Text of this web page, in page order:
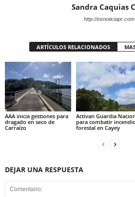
Sandra Caquias
http://esnoticiapr.com
ARTÍCULOS RELACIONADOS
AAA inicia gestiones para
dragado en seco de
Carraízo
Activan Guardia
para combatir incendio
forestal en Cayey
DEJAR UNA RESPUESTA